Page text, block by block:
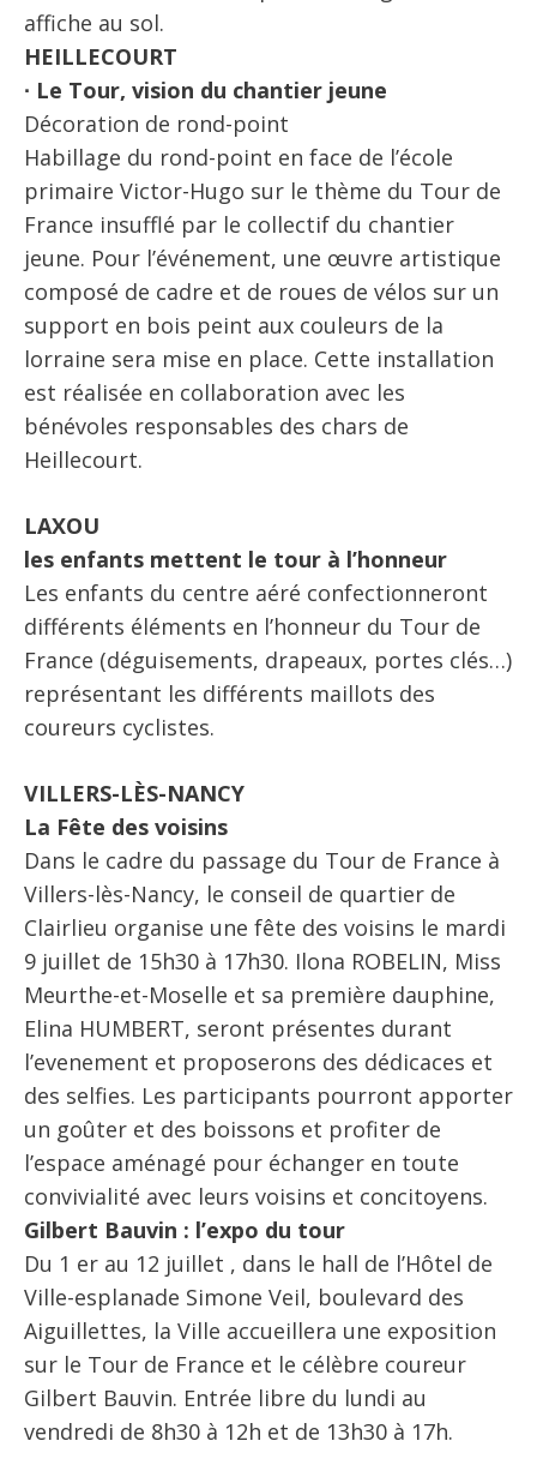
affiche au sol.
HEILLECOURT
∙ Le Tour, vision du chantier jeune
Décoration de rond-point
Habillage du rond-point en face de l’école
primaire Victor-Hugo sur le thème du Tour de
France insufflé par le collectif du chantier
jeune. Pour l’événement, une œuvre artistique
composé de cadre et de roues de vélos sur un
support en bois peint aux couleurs de la
lorraine sera mise en place. Cette installation
est réalisée en collaboration avec les
bénévoles responsables des chars de
Heillecourt.
LAXOU
les enfants mettent le tour à l’honneur
Les enfants du centre aéré confectionneront
différents éléments en l’honneur du Tour de
France (déguisements, drapeaux, portes clés…)
représentant les différents maillots des
coureurs cyclistes.
VILLERS-LÈS-NANCY
La Fête des voisins
Dans le cadre du passage du Tour de France à
Villers-lès-Nancy, le conseil de quartier de
Clairlieu organise une fête des voisins le mardi
9 juillet de 15h30 à 17h30. Ilona ROBELIN, Miss
Meurthe-et-Moselle et sa première dauphine,
Elina HUMBERT, seront présentes durant
l’evenement et proposerons des dédicaces et
des selfies. Les participants pourront apporter
un goûter et des boissons et profiter de
l’espace aménagé pour échanger en toute
convivialité avec leurs voisins et concitoyens.
Gilbert Bauvin : l’expo du tour
Du 1 er au 12 juillet , dans le hall de l’Hôtel de
Ville-esplanade Simone Veil, boulevard des
Aiguillettes, la Ville accueillera une exposition
sur le Tour de France et le célèbre coureur
Gilbert Bauvin. Entrée libre du lundi au
vendredi de 8h30 à 12h et de 13h30 à 17h.